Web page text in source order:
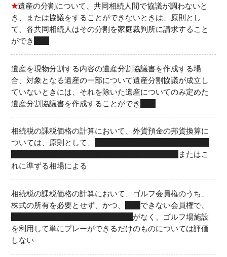
★遺産の分割について、共同相続人間で協議が調わないと
き、または協議をすることができないときは、原則とし
て、各共同相続人はその分割を家庭裁判所に請求すること
ができ
遺産を現物分割する内容の遺産分割協議書を作成する場
合、対象となる遺産の一部について遺産分割協議が成立し
ていないときには、それを除いた遺産についてのみ定めた
遺産分割協議書を作成することができ
相続税の課税価格の計算において、外貨預金の邦貨換算に
ついては、原則として、
またはこ
れに準ずる相場による
相続税の課税価格の計算において、ゴルフ会員権のうち、
株式の所有を必要とせず、かつ、
できない会員権で、
がなく、ゴルフ場施設
を利用して単にプレーができるだけのものについては評価
しない